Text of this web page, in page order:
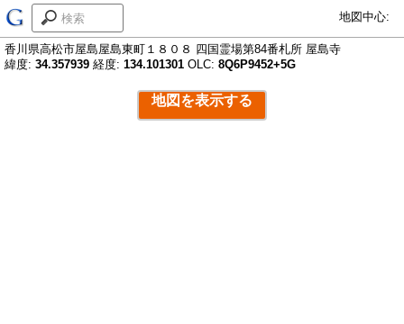
地図中心:
香川県高松市屋島屋島東町１８０８ 四国霊場第84番札所 屋島寺
緯度: 34.357939 経度: 134.101301 OLC: 8Q6P9452+5G
地図を表示する